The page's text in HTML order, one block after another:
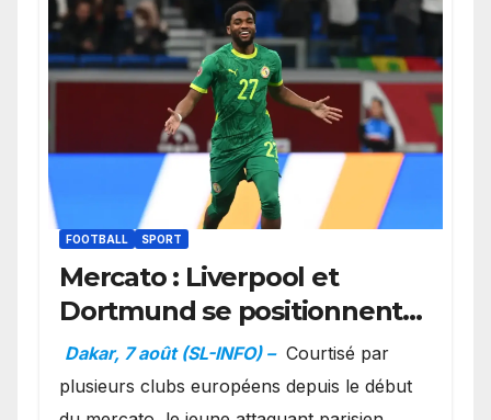
FOOTBALL SPORT
Mercato : Liverpool et
Dortmund se positionnent
en favoris pour recruter
Ibrahim Mbaye
Dakar, 7 août (SL-INFO) – Courtisé par
plusieurs clubs européens depuis le début